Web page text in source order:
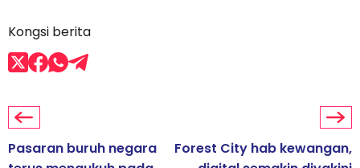
Kongsi berita
Pasaran buruh negara
Forest City hab kewangan,